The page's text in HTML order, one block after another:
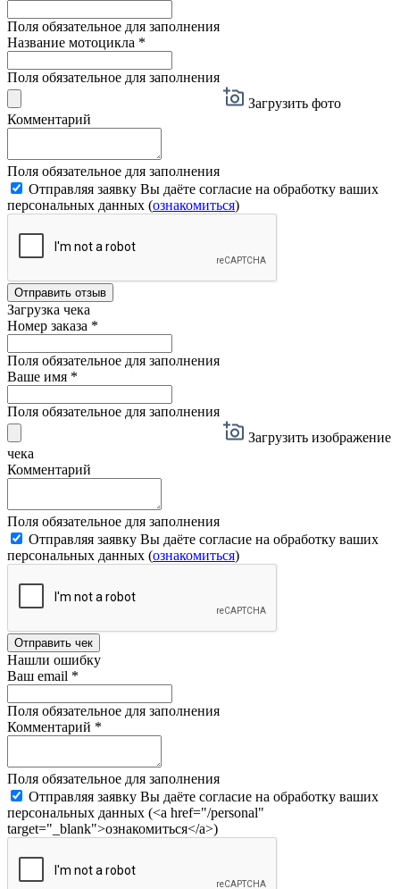
Поля обязательное для заполнения
Название мотоцикла *
Поля обязательное для заполнения
Загрузить фото
Комментарий
Поля обязательное для заполнения
Отправляя заявку Вы даёте согласие на обработку ваших
персональных данных (ознакомиться)
Отправить отзыв
Загрузка чека
Номер заказа *
Поля обязательное для заполнения
Ваше имя *
Поля обязательное для заполнения
Загрузить изображение
чека
Комментарий
Поля обязательное для заполнения
Отправляя заявку Вы даёте согласие на обработку ваших
персональных данных (ознакомиться)
Отправить чек
Нашли ошибку
Ваш email *
Поля обязательное для заполнения
Комментарий *
Поля обязательное для заполнения
Отправляя заявку Вы даёте согласие на обработку ваших
персональных данных (<a href="/personal"
target="_blank">ознакомиться</a>)